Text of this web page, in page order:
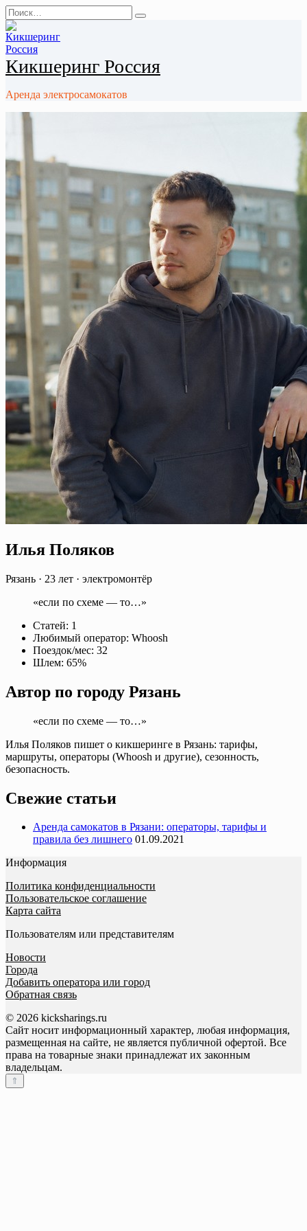
Перейти
к
содержанию
Search
for:
Кикшеринг Россия
Аренда электросамокатов
Илья Поляков
Рязань · 23 лет · электромонтёр
«если по схеме — то…»
Статей: 1
Любимый оператор: Whoosh
Поездок/мес: 32
Шлем: 65%
Автор по городу Рязань
«если по схеме — то…»
Илья Поляков пишет о кикшеринге в Рязань: тарифы,
маршруты, операторы (Whoosh и другие), сезонность,
безопасность.
Свежие статьи
Аренда самокатов в Рязани: операторы, тарифы и
правила без лишнего 01.09.2021
Информация
Политика конфиденциальности
Пользовательское соглашение
Карта сайта
Пользователям или представителям
Новости
Города
Добавить оператора или город
Обратная связь
© 2026 kicksharings.ru
Сайт носит информационный характер, любая информация,
размещенная на сайте, не является публичной офертой. Все
права на товарные знаки принадлежат их законным
владельцам.